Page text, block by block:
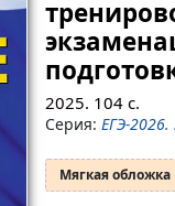
2025. 104с.
Серия: ЕГЭ-
Мягкая обложка